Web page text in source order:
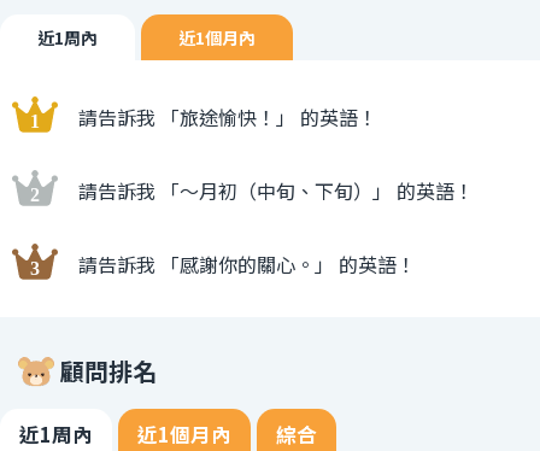
近1周內 近1個月內
請告訴我 「旅途愉快！」 的英語！
請告訴我 「〜月初（中旬、下旬）」 的英語！
請告訴我 「感謝你的關心。」 的英語！
顧問排名
近1周內 近1個月內 綜合